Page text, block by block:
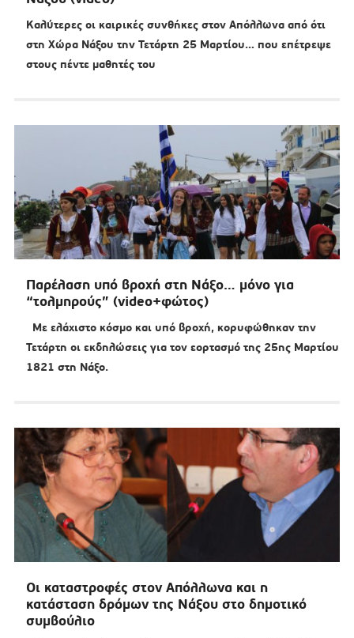
Καλύτερες οι καιρικές συνθήκες στον Απόλλωνα από ότι
στη Χώρα Νάξου την Τετάρτη 25 Μαρτίου… που επέτρεψε
στους πέντε μαθητές του
Παρέλαση υπό βροχή στη Νάξο… μόνο για
“τολμηρούς” (video+φώτος)
Με ελάχιστο κόσμο και υπό βροχή, κορυφώθηκαν την
Τετάρτη οι εκδηλώσεις για τον εορτασμό της 25ης Μαρτίου
1821 στη Νάξο.
Οι καταστροφές στον Απόλλωνα και η
κατάσταση δρόμων της Νάξου στο δημοτικό
συμβούλιο